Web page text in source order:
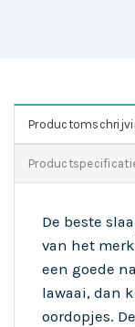
De beste
van het
een goede
lawaai, dan
oordopjes.